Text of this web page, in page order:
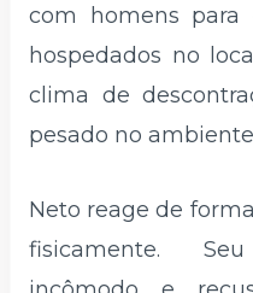
com homens para
hospedados no
clima de
pesado no
Neto reage de
fisicamente.